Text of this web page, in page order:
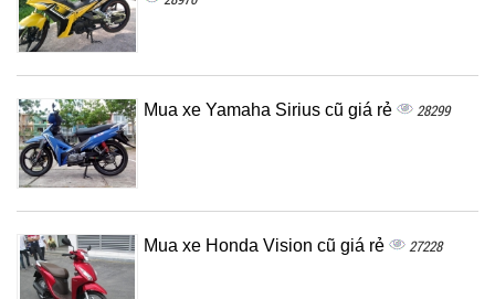
Mua xe Yamaha Sirius cũ giá rẻ 28299
Mua xe Honda Vision cũ giá rẻ 27228